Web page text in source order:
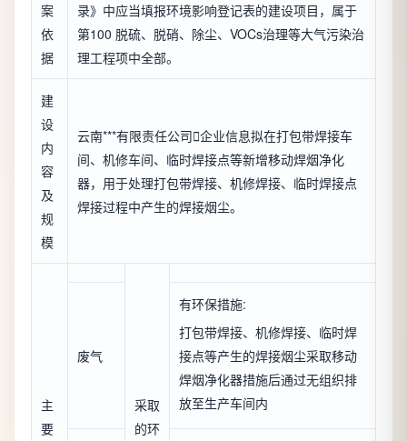
案
依
据
录》中应当填报环境影响登记表的建设项目，属于
第100 脱硫、脱硝、除尘、VOCs治理等大气污染治
理工程项中全部。
建
设
内
容
及
规
模
云南***有限责任公司企业信息拟在打包带焊接车
间、机修车间、临时焊接点等新增移动焊烟净化
器，用于处理打包带焊接、机修焊接、临时焊接点
焊接过程中产生的焊接烟尘。
主
要
采取
的环
废气
有环保措施:
打包带焊接、机修焊接、临时焊
接点等产生的焊接烟尘采取移动
焊烟净化器措施后通过无组织排
放至生产车间内